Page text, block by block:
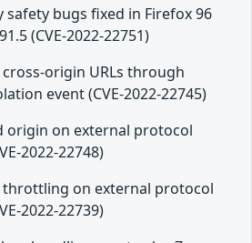
safety bugs fixed in Firefox 96
(CVE-2022-22751)
origin URLs through
event (CVE-2022-22745)
origin on external protocol
2022-22748)
throttling on external protocol
2022-22739)